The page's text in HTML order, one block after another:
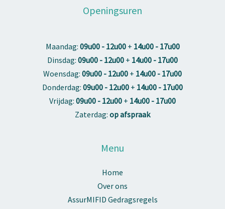
Openingsuren
Maandag: 09u00 - 12u00+ 14u00 - 17u00
Dinsdag: 09u00 - 12u00 + 14u00 - 17u00
Woensdag: 09u00 - 12u00 + 14u00 - 17u00
Donderdag: 09u00 - 12u00 + 14u00 - 17u00
Vrijdag: 09u00 - 12u00 + 14u00 - 17u00
Zaterdag: op afspraak
Menu
Home
Over ons
AssurMIFID Gedragsregels